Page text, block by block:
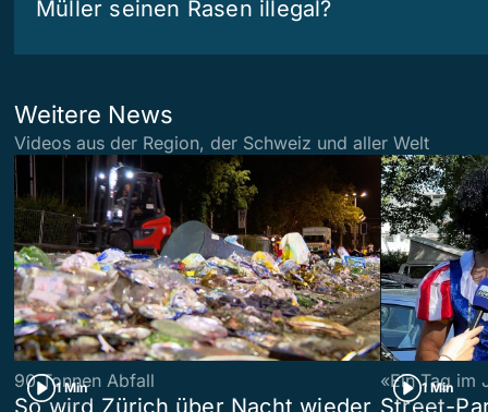
Müller seinen Rasen illegal?
Weitere News
Videos aus der Region, der Schweiz und aller Welt
1 Min
90 Tonnen Abfall
So wird Zürich über Nacht wieder
1 Min
«Ein Tag im
Street-